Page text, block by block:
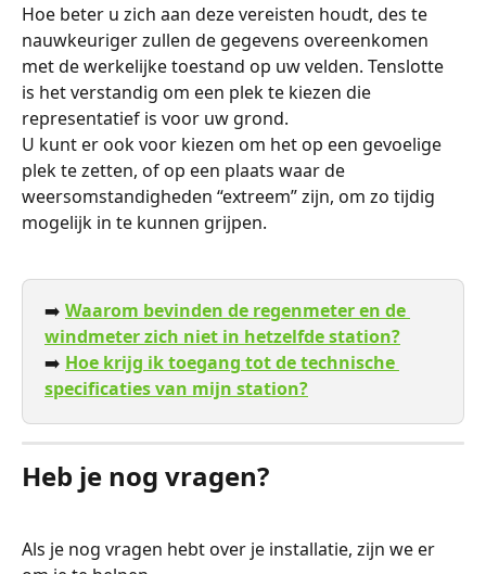
Hoe beter u zich aan deze vereisten houdt, des te
nauwkeuriger zullen de gegevens overeenkomen
met de werkelijke toestand op uw velden. Tenslotte
is het verstandig om een plek te kiezen die
representatief is voor uw grond.
U kunt er ook voor kiezen om het op een gevoelige
plek te zetten, of op een plaats waar de
weersomstandigheden “extreem” zijn, om zo tijdig
mogelijk in te kunnen grijpen.
➡️ Waarom bevinden de regenmeter en de
windmeter zich niet in hetzelfde station?
➡️ Hoe krijg ik toegang tot de technische
specificaties van mijn station?
Heb je nog vragen?
Als je nog vragen hebt over je installatie, zijn we er